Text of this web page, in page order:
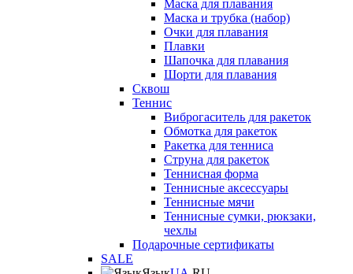
Маска для плавания
Маска и трубка (набор)
Очки для плавания
Плавки
Шапочка для плавания
Шорти для плавания
Сквош
Теннис
Виброгаситель для ракеток
Обмотка для ракеток
Ракетка для тенниса
Струна для ракеток
Теннисная форма
Теннисные аксессуары
Теннисные мячи
Теннисные сумки, рюкзаки,
чехлы
Подарочные сертификаты
SALE